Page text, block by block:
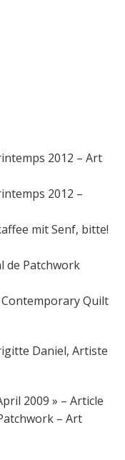
2012 – Art
2012 –
mit Senf, bitte!
de Patchwork
Contemporary Quilt
Daniel, Artiste
2009 » – Article
– Art